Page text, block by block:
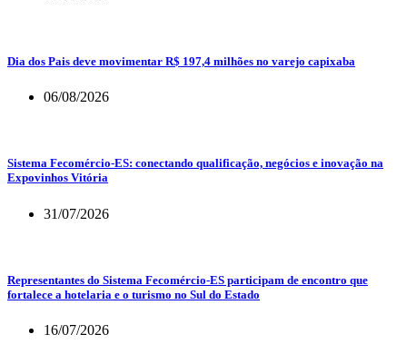
Dia dos Pais deve movimentar R$ 197,4 milhões no varejo capixaba
06/08/2026
Sistema Fecomércio-ES: conectando qualificação, negócios e inovação na
Expovinhos Vitória
31/07/2026
Representantes do Sistema Fecomércio-ES participam de encontro que
fortalece a hotelaria e o turismo no Sul do Estado
16/07/2026